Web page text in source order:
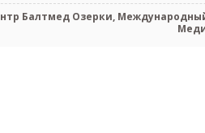
Балтмед Озерки,